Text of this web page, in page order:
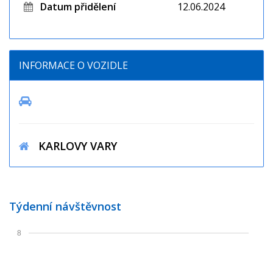
Datum přidělení
12.06.2024
INFORMACE O VOZIDLE
KARLOVY VARY
Týdenní návštěvnost
8